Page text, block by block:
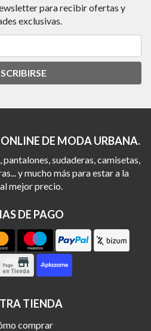
para recibir ofertas y
exclusivas.
DE MODA URBANA.
sudaderas, camisetas,
y mucho más para estar a la
mejor precio.
DE PAGO
TIENDA
comprar